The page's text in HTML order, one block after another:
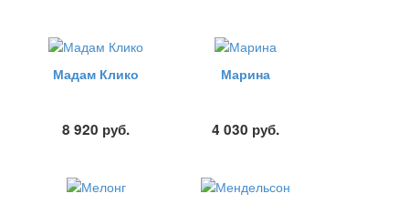
Мадам Клико
8 920 руб.
Марина
4 030 руб.